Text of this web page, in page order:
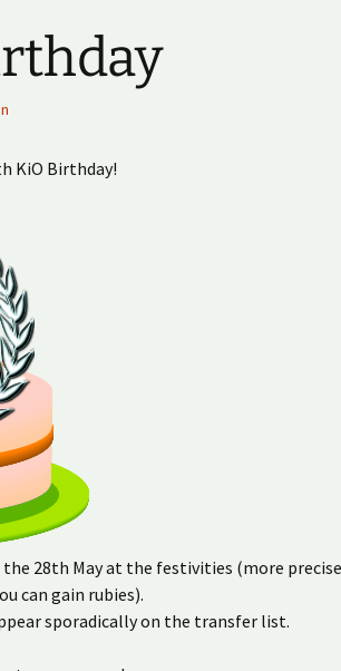
KiO Birthday!
28th May at the festivities (more
can gain rubies).
sporadically on the transfer list.